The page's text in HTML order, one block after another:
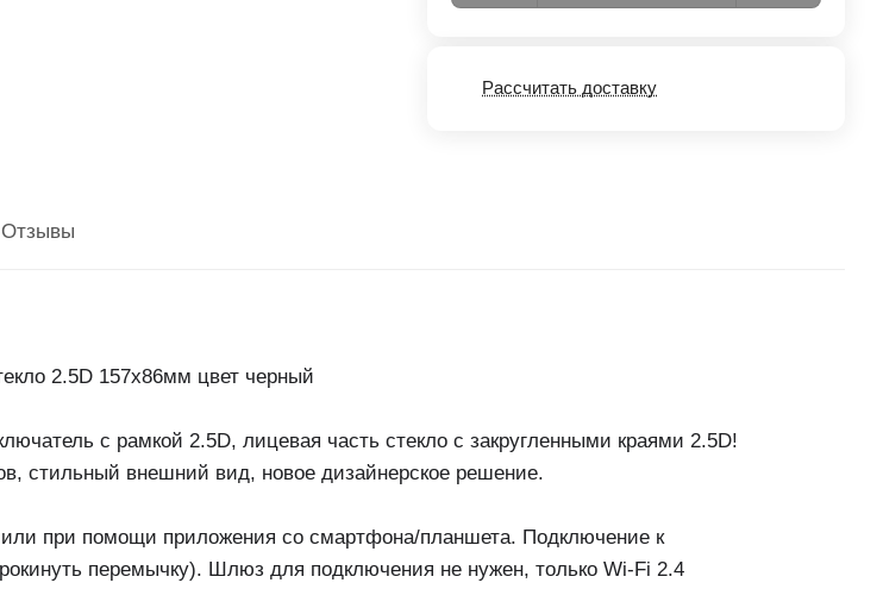
Рассчитать доставку
Отзывы
2.5D 157х86мм цвет черный
с рамкой 2.5D, лицевая часть стекло с закругленными краями 2.5D!
стильный внешний вид, новое дизайнерское решение.
при помощи приложения со смартфона/планшета. Подключение к
перемычку). Шлюз для подключения не нужен, только Wi-Fi 2.4